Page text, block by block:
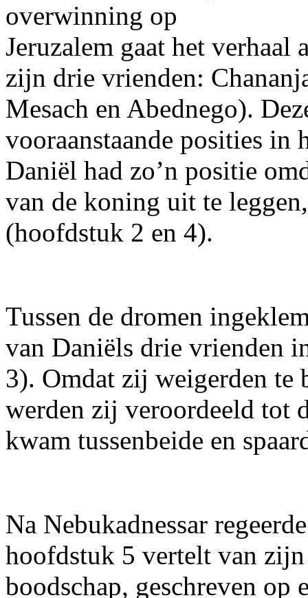
overwinning op
Jeruzalem gaat het
zijn drie vrienden:
Mesach en Abednego).
vooraanstaande posities in
Daniël had zo’n positie
van de koning uit te
(hoofdstuk 2 en 4).
Tussen de dromen
van Daniëls drie vrienden
3). Omdat zij weigerden te
werden zij veroordeeld tot
kwam tussenbeide en
Na Nebukadnessar
hoofdstuk 5 vertelt van
boodschap, geschreven op